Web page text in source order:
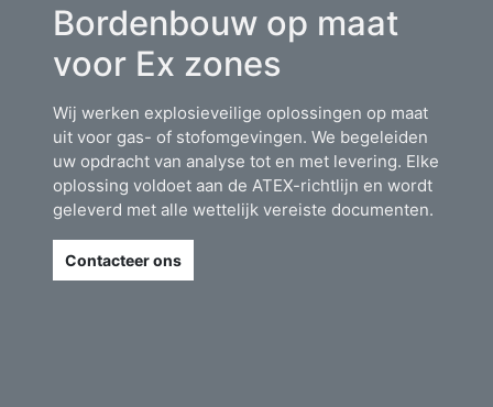
Bordenbouw op maat
voor Ex zones
Wij werken explosieveilige oplossingen op maat
uit voor gas- of stofomgevingen. We begeleiden
uw opdracht van analyse tot en met levering. Elke
oplossing voldoet aan de ATEX-richtlijn en wordt
geleverd met alle wettelijk vereiste documenten.
Contacteer ons